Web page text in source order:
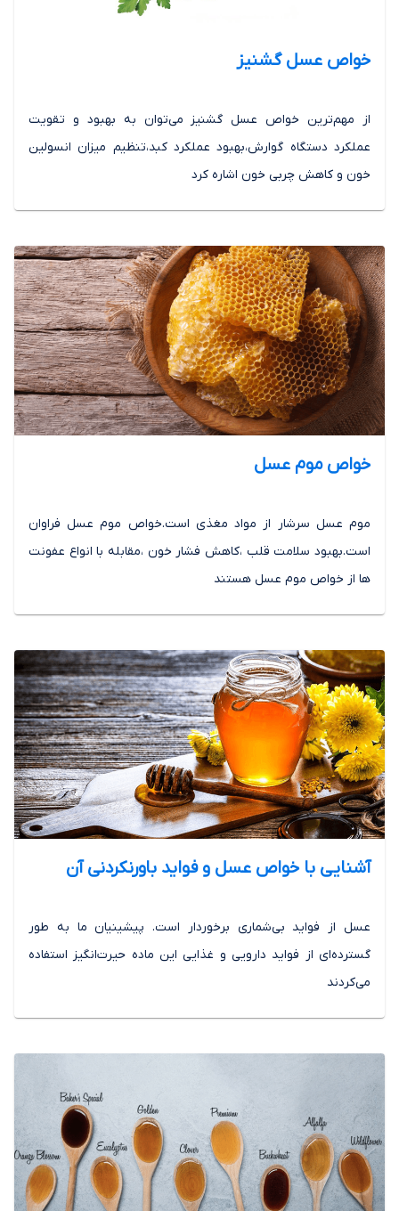
خواص عسل گشنیز
از مهم‌ترین خواص عسل گشنیز می‌توان به بهبود و تقویت
عملکرد دستگاه گوارش،بهبود عملکرد کبد،تنظیم میزان انسولین
خون و کاهش چربی خون اشاره کرد
خواص موم عسل
موم عسل سرشار از مواد مغذی است.خواص موم عسل فراوان
است.بهبود سلامت قلب ،کاهش فشار خون ،مقابله با انواع عفونت
ها از خواص موم عسل هستند
آشنایی با خواص عسل و فواید باورنکردنی آن
عسل از فواید بی‌شماری برخوردار است. پیشینیان ما به طور
گسترده‌ای از فواید دارویی و غذایی این ماده حیرت‌انگیز استفاده
می‌کردند